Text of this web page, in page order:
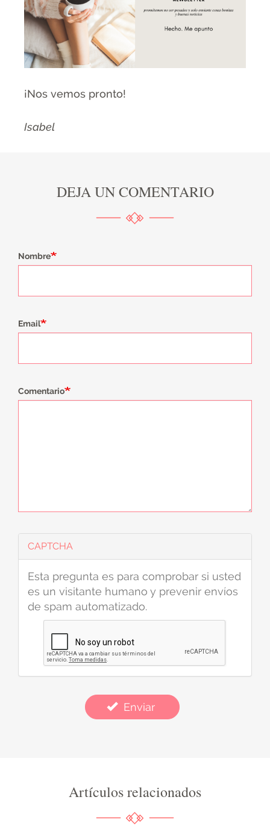
¡Nos vemos pronto!
Isabel
DEJA UN COMENTARIO
Nombre
Email
Comentario
CAPTCHA
Esta pregunta es para comprobar si usted
es un visitante humano y prevenir envíos
de spam automatizado.
Enviar
Artículos relacionados